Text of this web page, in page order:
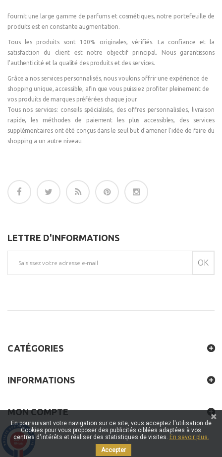
fournit une large gamme de parfums et cosmétiques, notre portefeuille de
produits est en constante augmentation.
Tous les produits sont 100% originales, vérifiés. La confiance et la
satisfaction du client est notre objectif principal. Nous garantissons
l'authenticité et la qualité des produits et des services.
Grâce a nos services personnalisés, nous voulons offrir une expérience de
shopping unique, accessible, afin que vous puissiez profiter pleinement de
vos produits de marques préférées chaque jour.
Tous nos services: conseils spécialisés, des offres personnalisées, livraison
rapide, les méthodes de paiement les plus accessibles, des services
supplémentaires ont été conçus dans le seul but d'amener l'idée de faire du
shopping a un autre niveau.
LETTRE D'INFORMATIONS
OK
CATÉGORIES
INFORMATIONS
MON COMPTE
En poursuivant votre navigation sur ce site, vous acceptez l'utilisation de
Cookies pour vous proposer des publicités ciblées adaptées à vos
centres d'intérêts et réaliser des statistiques de visites. En savoir plus.
Accepter
9.5/10
4144 avis